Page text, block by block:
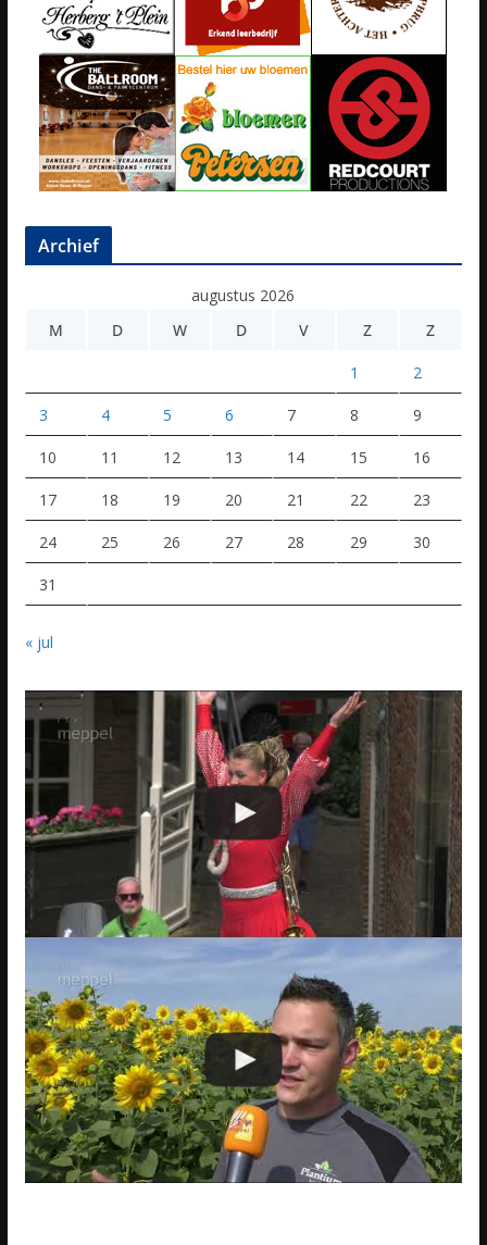
Archief
augustus 2026
M
D W D V Z Z
1 2
3 4 5 6 7 8 9
10 11 12 13 14 15 16
17 18 19 20 21 22 23
24 25 26 27 28 29 30
31
« jul